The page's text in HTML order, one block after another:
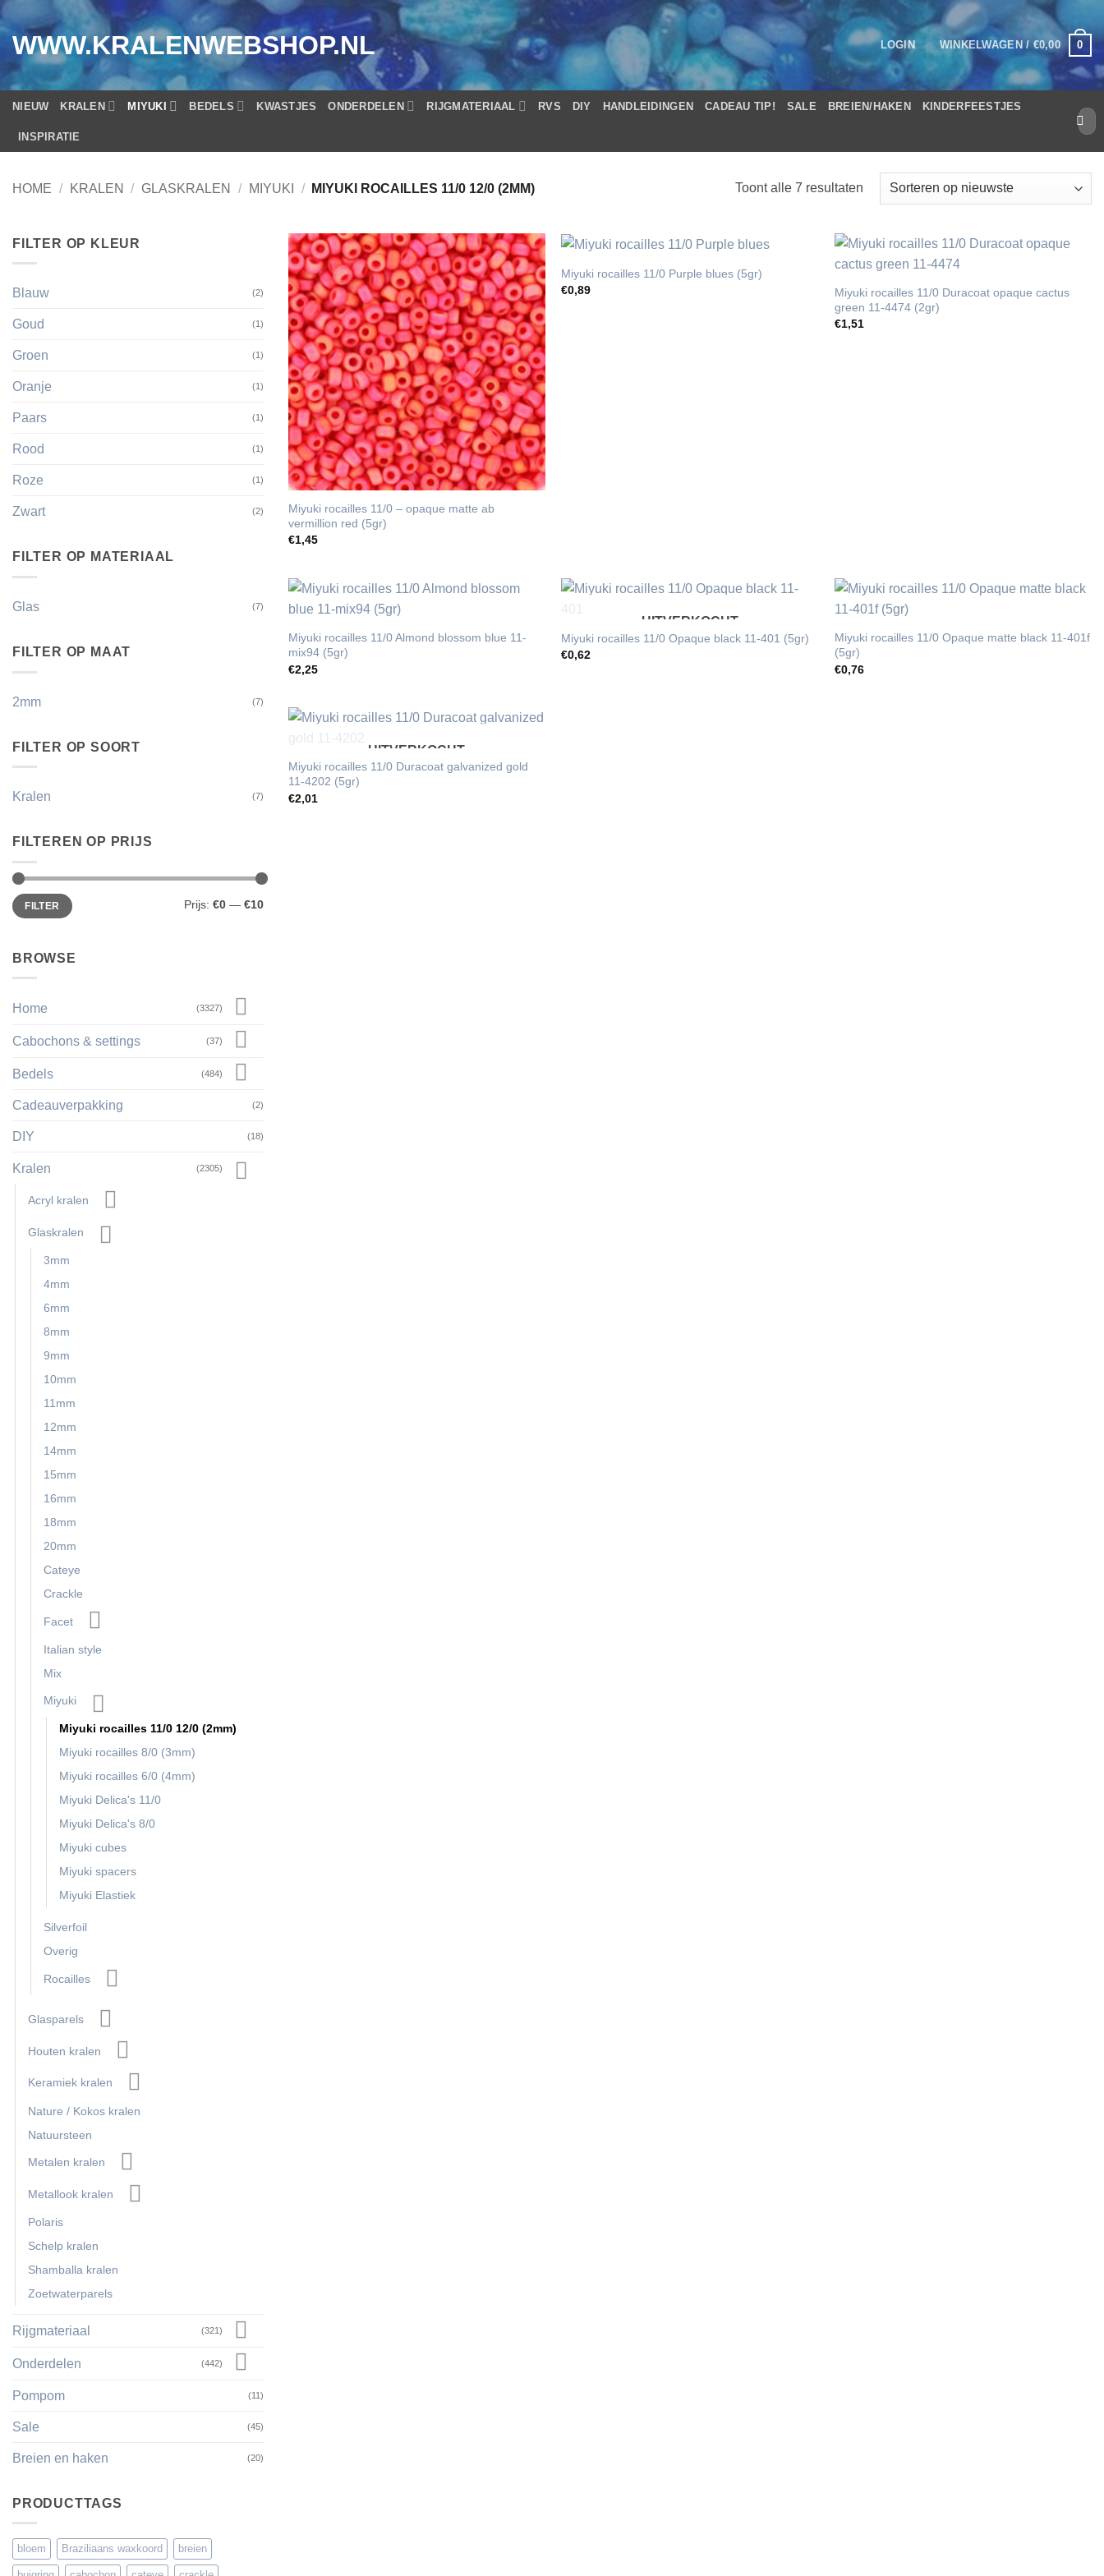
naar
inhoud
WWW.KRALENWEBSHOP.NL LOGIN WINKELWAGEN / €0,00 0
NIEUW KRALEN MIYUKI BEDELS KWASTJES ONDERDELEN RIJGMATERIAAL RVS DIY HANDLEIDINGEN CADEAU TIP! SALE BREIEN/HAKEN KINDERFEESTJES
INSPIRATIE
naar:
HOME / KRALEN / GLASKRALEN / MIYUKI / MIYUKI ROCAILLES 11/0 12/0 (2MM) Toont alle 7 resultatenGesorteerd
FILTER OP KLEUR
Blauw (2)
Goud (1)
Groen (1)
Oranje (1)
Paars (1)
Rood (1)
Roze (1)
Zwart (2)
FILTER OP MATERIAAL
Glas (7)
FILTER OP MAAT
2mm (7)
FILTER OP SOORT
Kralen (7)
FILTEREN OP PRIJS
Min.
prijs
Max.
prijsFILTER Prijs: €0 — €10
BROWSE
Home (3327)
Cabochons & settings (37)
Bedels (484)
Cadeauverpakking (2)
DIY (18)
Kralen (2305)
Acryl kralen
Glaskralen
3mm
4mm
6mm
8mm
9mm
10mm
11mm
12mm
14mm
15mm
16mm
18mm
20mm
Cateye
Crackle
Facet
Italian style
Mix
Miyuki
Miyuki rocailles 11/0 12/0 (2mm)
Miyuki rocailles 8/0 (3mm)
Miyuki rocailles 6/0 (4mm)
Miyuki Delica's 11/0
Miyuki Delica's 8/0
Miyuki cubes
Miyuki spacers
Miyuki Elastiek
Silverfoil
Overig
Rocailles
Glasparels
Houten kralen
Keramiek kralen
Nature / Kokos kralen
Natuursteen
Metalen kralen
Metallook kralen
Polaris
Schelp kralen
Shamballa kralen
Zoetwaterparels
Rijgmateriaal (321)
Onderdelen (442)
Pompom (11)
Sale (45)
Breien en haken (20)
PRODUCTTAGS
bloem Braziliaans waxkoord breien
Miyuki rocailles 11/0 – opaque matte ab
vermillion red (5gr)
€1,45
Miyuki rocailles 11/0 Purple blues (5gr)
€0,89
Miyuki rocailles 11/0 Duracoat opaque cactus
green 11-4474 (2gr)
€1,51
Miyuki rocailles 11/0 Almond blossom blue 11-
mix94 (5gr)
€2,25
UITVERKOCHT
Miyuki rocailles 11/0 Opaque black 11-401 (5gr)
€0,62
Miyuki rocailles 11/0 Opaque matte black 11-401f
(5gr)
€0,76
UITVERKOCHT
Miyuki rocailles 11/0 Duracoat galvanized gold
11-4202 (5gr)
€2,01